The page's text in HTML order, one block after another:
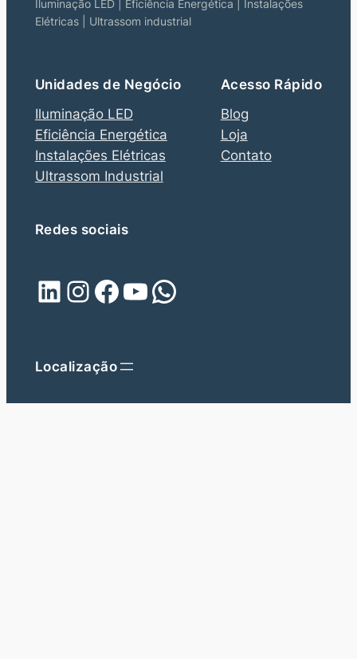
Iluminação LED | Eficiência Energética | Instalações
Elétricas | Ultrassom industrial
Unidades de Negócio
Iluminação LED
Eficiência Energética
Instalações Elétricas
Ultrassom Industrial
Acesso Rápido
Blog
Loja
Contato
Redes sociais
LinkedIn Instagram Facebook Youtube WhatsApp
Localização